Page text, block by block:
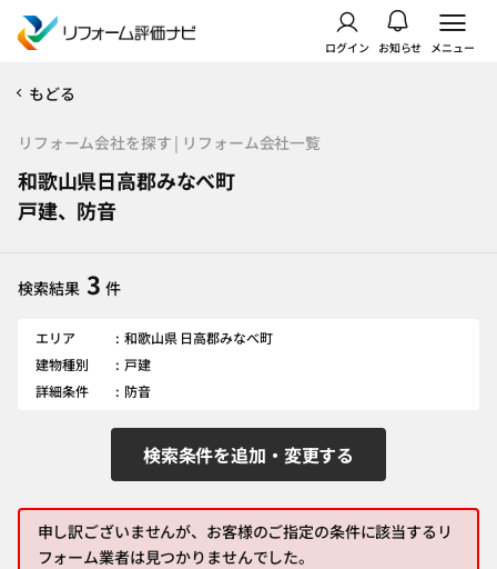
ログイン お知らせ メニュー
もどる
リフォーム会社を探す | リフォーム会社一覧
和歌山県日高郡みなべ町
戸建、防音
検索結果 3 件
エリア
和歌山県 日高郡みなべ町
建物種別
戸建
詳細条件
防音
検索条件を追加・変更する
申し訳ございませんが、お客様のご指定の条件に該当するリ
フォーム業者は見つかりませんでした。